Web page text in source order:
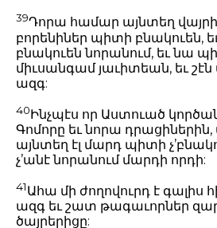
39Դորա համար այնտեղ
բորենիներ պիտի բնակուեն,
բնակուեն նորանում, եւ նա
միւսանգամ յաւիտեան, եւ շէն
ազգ:
40Ինչպէս որ Աստուած
Գոմորը եւ նորա դրացիներին,
այնտեղ էլ մարդ պիտի
չ’անէ նորանում մարդի որդի:
41Ահա մի ժողովուրդ է գալիս
ազգ եւ շատ թագաւորներ
ծայրերիցը: